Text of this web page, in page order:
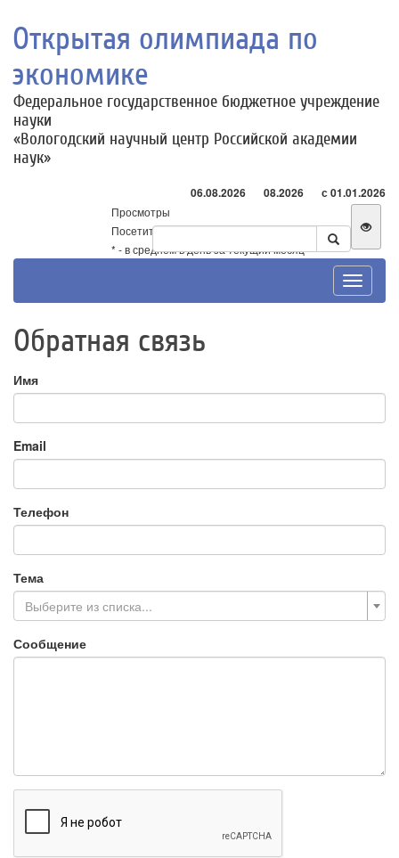
Открытая олимпиада по
экономике
Федеральное государственное бюджетное учреждение
науки
«Вологодский научный центр Российской академии
наук»
06.08.2026 08.2026 с 01.01.2026
Просмотры
Посетители
* - в среднем в день за текущий месяц
Toggle
Обратная связь
Имя
Email
Телефон
Тема
Выберите из списка...
Сообщение